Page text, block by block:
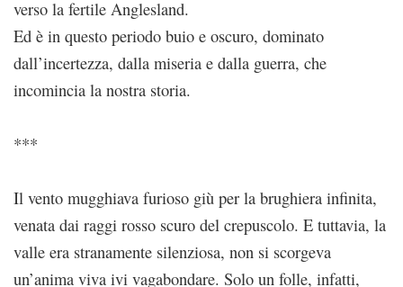
verso la fertile Anglesland.
Ed è in questo periodo buio e oscuro, dominato
dall’incertezza, dalla miseria e dalla guerra, che
incomincia la nostra storia.
***
Il vento mugghiava furioso giù per la brughiera infinita,
venata dai raggi rosso scuro del crepuscolo. E tuttavia, la
valle era stranamente silenziosa, non si scorgeva
un’anima viva ivi vagabondare. Solo un folle, infatti,